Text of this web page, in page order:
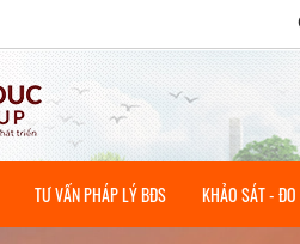
CHÀO
TƯ VẤN PHÁP LÝ BĐS KHẢO SÁT -